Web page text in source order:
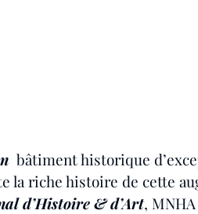
bâtiment historique
la riche histoire de cette
d’Histoire & d’Art,